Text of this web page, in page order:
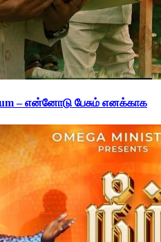
– என்னோடு பேசும் எனக்காக